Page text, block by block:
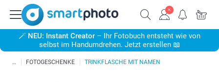
🪄 NEU: Instant Creator – Ihr Fotobuch entsteht wie von
selbst im Handumdrehen. Jetzt erstellen 📖
FOTOGESCHENKE TRINKFLASCHE MIT NAMEN